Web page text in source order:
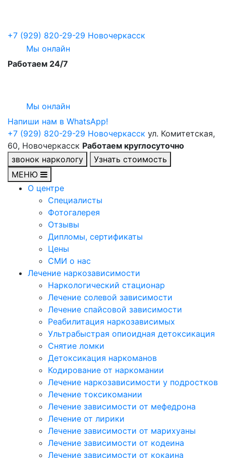
+7 (929) 820-29-29 Новочеркасск
Мы онлайн
Работаем 24/7
Мы онлайн
Напиши нам в WhatsApp!
+7 (929) 820-29-29 Новочеркасск ул. Комитетская,
60, Новочеркасск Работаем круглосуточно
звонок наркологу
Узнать стоимость
МЕНЮ
О центре
Специалисты
Фотогалерея
Отзывы
Дипломы, сертификаты
Цены
СМИ о нас
Лечение наркозависимости
Наркологический стационар
Лечение солевой зависимости
Лечение спайсовой зависимости
Реабилитация наркозависимых
Ультрабыстрая опиоидная детоксикация
Снятие ломки
Детоксикация наркоманов
Кодирование от наркомании
Лечение наркозависимости у подростков
Лечение токсикомании
Лечение зависимости от мефедрона
Лечение от лирики
Лечение зависимости от марихуаны
Лечение зависимости от кодеина
Лечение зависимости от кокаина